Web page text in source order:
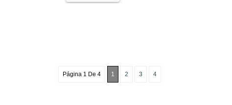
Página 1 De 4 1 2 3 4